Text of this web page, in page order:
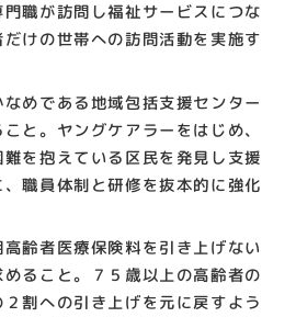
職が訪問し福祉サービスにつな
けの世帯への訪問活動を実施す
めである地域包括支援センター
と。ヤングケアラーをはじめ、
を抱えている区民を発見し支援
職員体制と研修を抜本的に強化
齢者医療保険料を引き上げない
ること。７５歳以上の高齢者の
割への引き上げを元に戻すよう